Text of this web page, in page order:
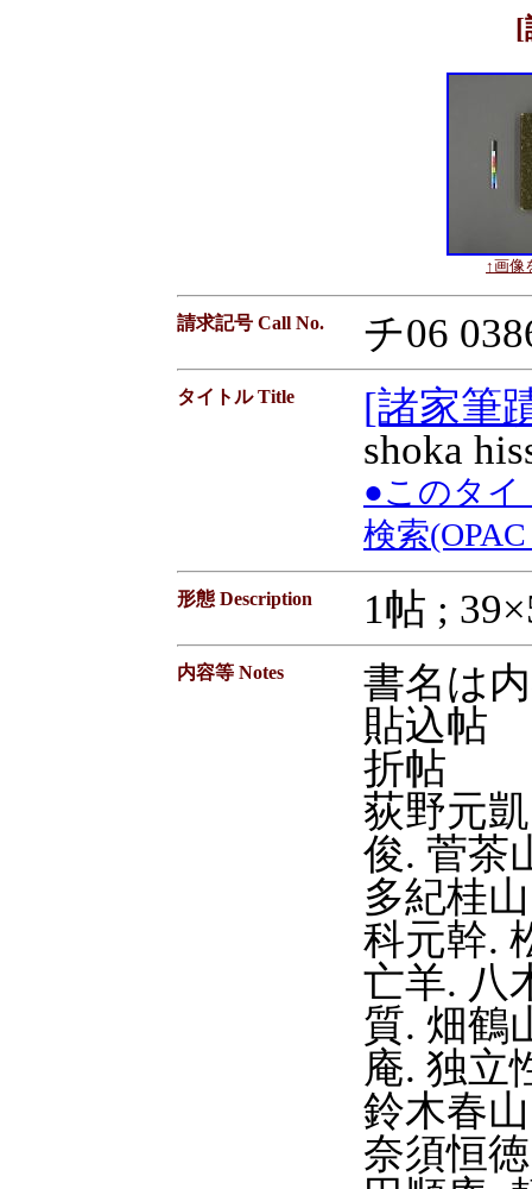
[
↑画像
請求記号 Call No. チ06
タイトル Title
[諸家筆
shoka
●このタイ
検索
形態 Description 1帖 ;
内容等 Notes
書名は
貼込帖
折帖
荻野元
俊. 菅茶
多紀桂
科元幹.
亡羊. 八
質. 畑鶴
庵. 独立
鈴木春
奈須恒